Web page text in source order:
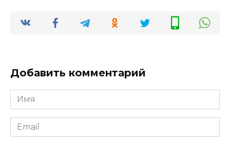
Добавить комментарий
Имя
Email